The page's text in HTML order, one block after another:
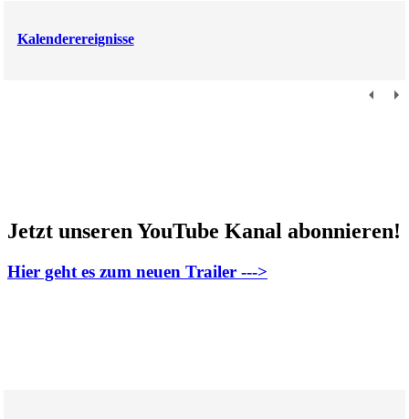
Kalenderereignisse
Jetzt unseren YouTube Kanal abonnieren!
Hier geht es zum neuen Trailer --->